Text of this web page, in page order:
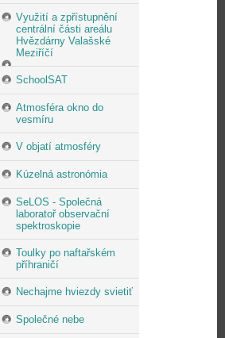
Využití a zpřístupnění
centrální části areálu
Hvězdárny Valašské
Meziříčí
SchoolSAT
Atmosféra okno do
vesmíru
V objatí atmosféry
Kúzelná astronómia
SeLOS - Společná
laboratoř observační
spektroskopie
Toulky po naftařském
příhraničí
Nechajme hviezdy svietiť
Společné nebe